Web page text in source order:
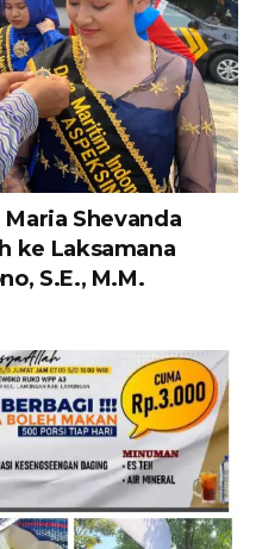
Shevanda
ke Laksamana
S.E., M.M.